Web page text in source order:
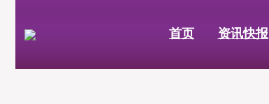
首页 资讯快报